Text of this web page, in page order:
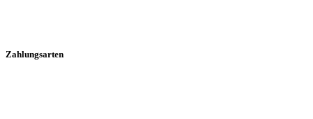
Zahlungsarten